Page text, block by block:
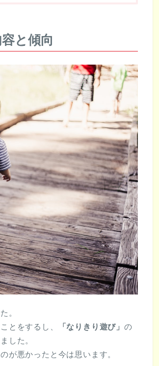
と傾向
。
とをするし、 「なりきり遊び」の
した。
が悪かったと今は思います。